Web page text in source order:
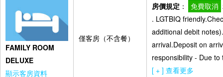
FAMILY ROOM
DELUXE
顯示客房資料
僅客房（不含餐）
房價規定 ： 免費取消
. LGTBIQ
additional debit
arrival.Deposit on
responsibility - Due
[ + ] 查看更多